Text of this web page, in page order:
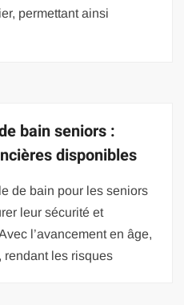
permettant ainsi
bain seniors :
disponibles
de bain pour les seniors
leur sécurité et
l’avancement en âge,
rendant les risques